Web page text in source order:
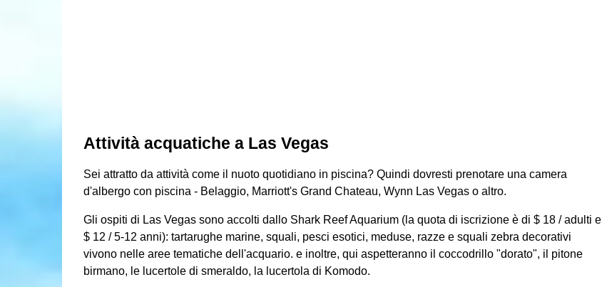
Attività acquatiche a Las Vegas
Sei attratto da attività come il nuoto quotidiano in piscina? Quindi dovresti prenotare una camera
d'albergo con piscina - Belaggio, Marriott's Grand Chateau, Wynn Las Vegas o altro.
Gli ospiti di Las Vegas sono accolti dallo Shark Reef Aquarium (la quota di iscrizione è di $ 18 / adulti e
$ 12 / 5-12 anni): tartarughe marine, squali, pesci esotici, meduse, razze e squali zebra decorativi
vivono nelle aree tematiche dell'acquario. e inoltre, qui aspetteranno il coccodrillo "dorato", il pitone
birmano, le lucertole di smeraldo, la lucertola di Komodo.